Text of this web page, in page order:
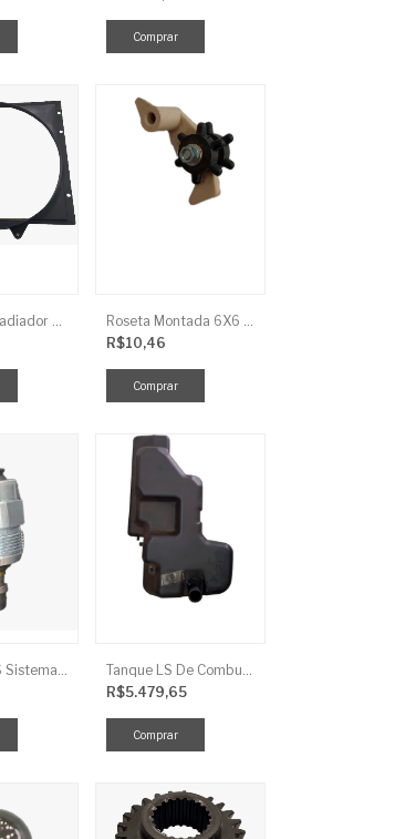
Defleto Do Radiador LS TRG170
Roseta Montada 6X6 Soja Universal
R$10,46
Solenoide LS Sistema De Combustivel Q1250156
Tanque LS De Combustivel TRG040
R$5.479,65